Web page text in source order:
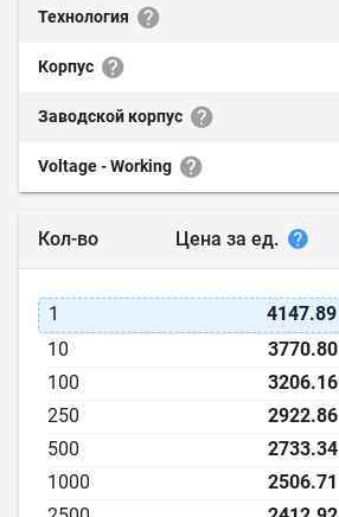
Технология
Корпус
Заводской корпус
Voltage - Working
Кол-во Цена за ед.
1 4147.89
10
3770.80
100
3206.16
250
2922.86
500
2733.34
1000
2506.71